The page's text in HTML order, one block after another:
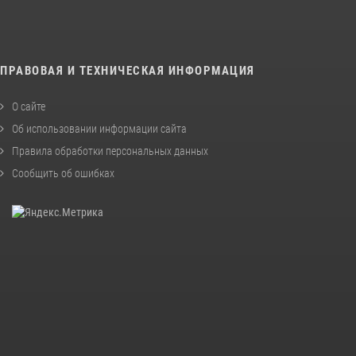
ПРАВОВАЯ И ТЕХНИЧЕСКАЯ ИНФОРМАЦИЯ
О сайте
Об использовании информации сайта
Правила обработки персональных данных
Сообщить об ошибках